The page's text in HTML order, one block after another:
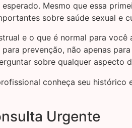
Mesmo que essa
sobre saúde sexual e
e o que é normal para
prevenção, não apenas
sobre qualquer aspecto
conheça seu
Urgente